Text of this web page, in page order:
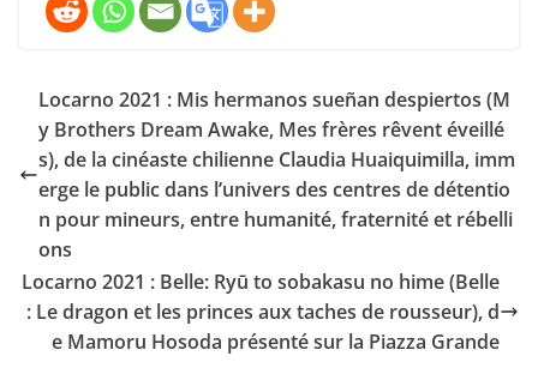
Locarno 2021 : Mis hermanos sueñan despiertos (M
y Brothers Dream Awake, Mes frères rêvent éveillé
s), de la cinéaste chilienne Claudia Huaiquimilla, imm
erge le public dans l’univers des centres de détentio
n pour mineurs, entre humanité, fraternité et rébelli
ons
Locarno 2021 : Belle: Ryū to sobakasu no hime (Belle
: Le dragon et les princes aux taches de rousseur), d
e Mamoru Hosoda présenté sur la Piazza Grande